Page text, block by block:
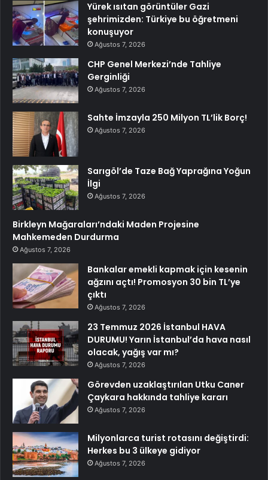
Yürek ısıtan görüntüler Gazi
şehrimizden: Türkiye bu öğretmeni
konuşuyor
Ağustos 7, 2026
CHP Genel Merkezi’nde Tahliye
Gerginliği
Ağustos 7, 2026
Sahte İmzayla 250 Milyon TL’lik Borç!
Ağustos 7, 2026
Sarıgöl’de Taze Bağ Yaprağına Yoğun
İlgi
Ağustos 7, 2026
Birkleyn Mağaraları’ndaki Maden Projesine
Mahkemeden Durdurma
Ağustos 7, 2026
Bankalar emekli kapmak için kesenin
ağzını açtı! Promosyon 30 bin TL’ye
çıktı
Ağustos 7, 2026
23 Temmuz 2026 İstanbul HAVA
DURUMU! Yarın İstanbul’da hava nasıl
olacak, yağış var mı?
Ağustos 7, 2026
Görevden uzaklaştırılan Utku Caner
Çaykara hakkında tahliye kararı
Ağustos 7, 2026
Milyonlarca turist rotasını değiştirdi:
Herkes bu 3 ülkeye gidiyor
Ağustos 7, 2026